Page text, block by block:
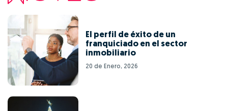
El perfil de éxito de un
franquiciado en el sector
inmobiliario
20 de Enero, 2026